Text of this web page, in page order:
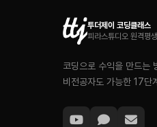
투더제이 코딩클래스
피라스튜디오 원격평
코딩으로 수익을 만드는
비전공자도 가능한 17단